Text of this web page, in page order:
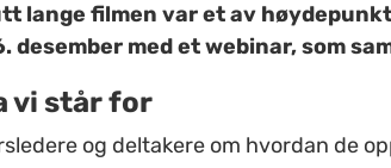
lange filmen var et av
desember med et webinar, som
vi står for
og deltakere om hvordan de